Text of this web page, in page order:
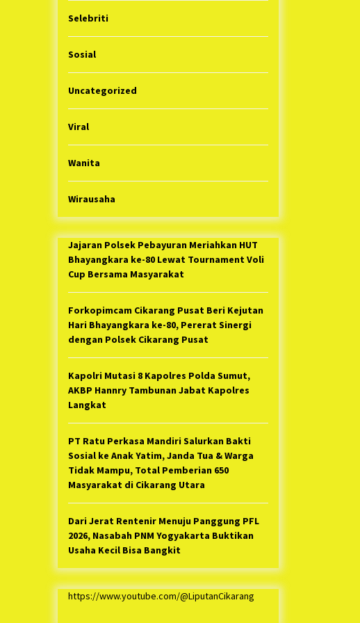
Selebriti
Sosial
Uncategorized
Viral
Wanita
Wirausaha
Jajaran Polsek Pebayuran Meriahkan HUT
Bhayangkara ke-80 Lewat Tournament Voli
Cup Bersama Masyarakat
Forkopimcam Cikarang Pusat Beri Kejutan
Hari Bhayangkara ke-80, Pererat Sinergi
dengan Polsek Cikarang Pusat
Kapolri Mutasi 8 Kapolres Polda Sumut,
AKBP Hannry Tambunan Jabat Kapolres
Langkat
PT Ratu Perkasa Mandiri Salurkan Bakti
Sosial ke Anak Yatim, Janda Tua & Warga
Tidak Mampu, Total Pemberian 650
Masyarakat di Cikarang Utara
Dari Jerat Rentenir Menuju Panggung PFL
2026, Nasabah PNM Yogyakarta Buktikan
Usaha Kecil Bisa Bangkit
https://www.youtube.com/@LiputanCikarang